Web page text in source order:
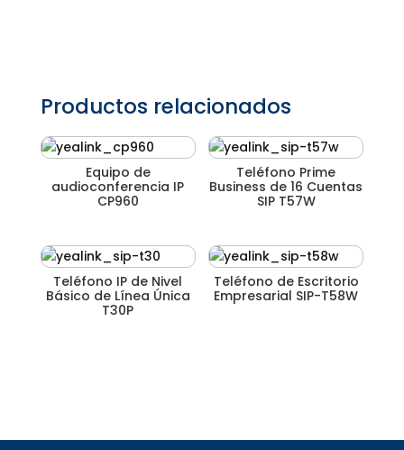
Productos relacionados
Equipo de
audioconferencia IP
CP960
Teléfono Prime
Business de 16 Cuentas
SIP T57W
Teléfono IP de Nivel
Básico de Línea Única
T30P
Teléfono de Escritorio
Empresarial SIP-T58W